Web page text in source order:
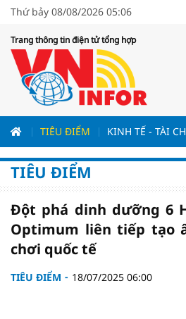
Thứ bảy 08/08/2026 05:06
Trang thông tin điện tử tổng hợp
TIÊU ĐIỂM KINH TẾ - TÀI
TIÊU ĐIỂM
Đột phá dinh dưỡng 6
Optimum liên tiếp tạo
chơi quốc tế
TIÊU ĐIỂM 18/07/2025 06:00